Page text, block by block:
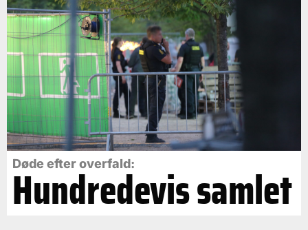
Døde efter overfald:
Hundredevis samlet